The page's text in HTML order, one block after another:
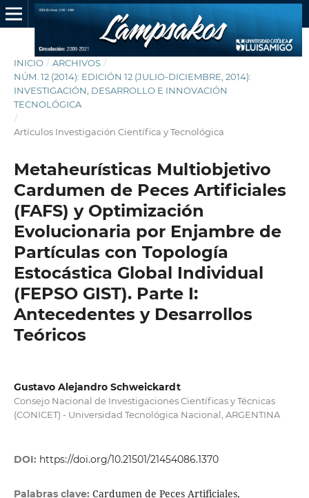
INICIO / ARCHIVOS /
NÚM. 12 (2014): EDICIÓN 12 (JULIO-DICIEMBRE, 2014):
INVESTIGACIÓN, DESARROLLO E INNOVACIÓN
TECNOLÓGICA
/
Artículos Investigación Científica y Tecnológica
Metaheurísticas Multiobjetivo
Cardumen de Peces Artificiales
(FAFS) y Optimización
Evolucionaria por Enjambre de
Partículas con Topología
Estocástica Global Individual
(FEPSO GIST). Parte I:
Antecedentes y Desarrollos
Teóricos
Gustavo Alejandro Schweickardt
Consejo Nacional de Investigaciones Científicas y Técnicas
(CONICET) - Universidad Tecnológica Nacional, ARGENTINA
DOI: https://doi.org/10.21501/21454086.1370
Palabras clave: Cardumen de Peces Artificiales,